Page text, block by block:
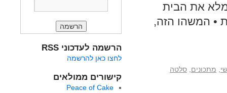
את הבית
• המשהו הזה,
מתכונים סלטה
הרשמה לעדכוני RSS
לחצו כאן להרשמה
קישורים ממולאים
Peace of Cake